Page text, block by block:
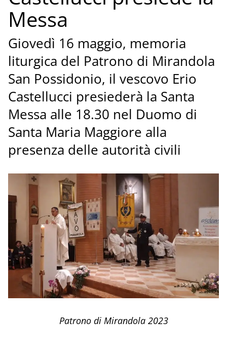
Messa
Giovedì 16 maggio, memoria
liturgica del Patrono di Mirandola
San Possidonio, il vescovo Erio
Castellucci presiederà la Santa
Messa alle 18.30 nel Duomo di
Santa Maria Maggiore alla
presenza delle autorità civili
Patrono di Mirandola 2023